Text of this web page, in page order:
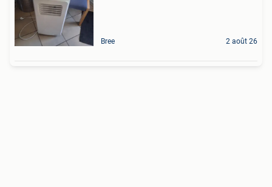
Bree 2 août 26